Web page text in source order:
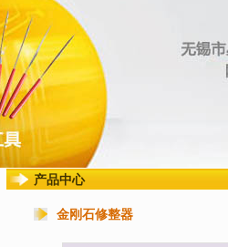
产品中心
金刚石修整器